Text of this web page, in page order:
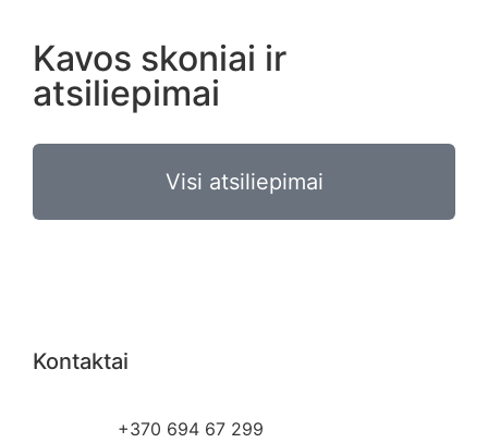
Kavos skoniai ir
atsiliepimai
Visi atsiliepimai
Kontaktai
+370 694 67 299